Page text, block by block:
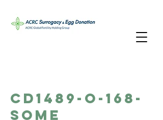
CD1489-O-168-
Some